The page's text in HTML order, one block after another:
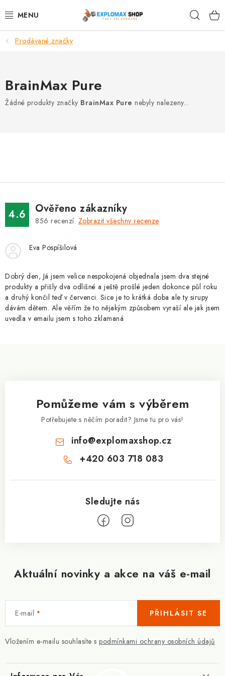
na
%AKCE
ZNAČKY
Kontakty Slovník pojmů
Podmínky ochrany osobních údajů
Doprava a platba
Slevový systém
Vše o nákupu
Prodávané značky
BrainMax Pure
Žádné produkty značky BrainMax Pure nebyly nalezeny...
4.6 Ověřeno zákazníky
856 recenzí. Zobrazit všechny recenze
Eva Pospíšilová
Dobrý den, Já jsem velice nespokojená objednala jsem dva stejné
produkty a přišly dva odlišné a ještě prošlé jeden dokonce půl roku
a druhý končil teď v červenci. Sice je to krátká doba ale ty sirupy
dávám dětem. Ale věřím že to nějakým způsobem vyraší ale jak jsem
uvedla v emailu jsem s toho zklamaná
Aktuální novinky a akce na váš e-mail
E-mail
Vložením e-mailu souhlasíte s podmínkami ochrany osobních údajů
PŘIHLÁSIT SE
Pomůžeme vám s výběrem
Potřebujete s něčím poradit? Jsme tu pro vás!
info@explomaxshop.cz
+420 603 718 083